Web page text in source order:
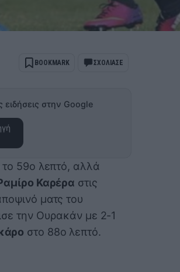
BOOKMARK ΣΧΟΛΙΑΣΕ
στην Google
59ο λεπτό, αλλά
Καρέρα στις
ματς του
την Ουρακάν με 2-1
στο 88ο λεπτό.